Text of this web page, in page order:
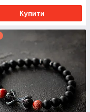
Купити